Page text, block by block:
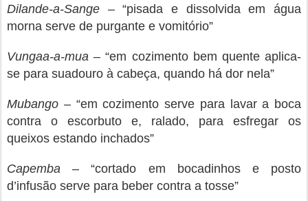
Dilande-a-Sange – “pisada e dissolvida em água
morna serve de purgante e vomitório”
Vungaa-a-mua – “em cozimento bem quente aplica-
se para suadouro à cabeça, quando há dor nela”
Mubango – “em cozimento serve para lavar a boca
contra o escorbuto e, ralado, para esfregar os
queixos estando inchados”
Capemba – “cortado em bocadinhos e posto
d’infusão serve para beber contra a tosse”